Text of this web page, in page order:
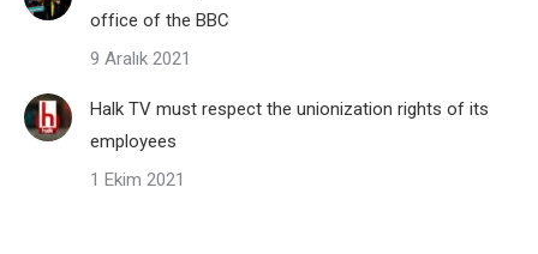
office of the BBC
9 Aralık 2021
Halk TV must respect the unionization rights of its
employees
1 Ekim 2021